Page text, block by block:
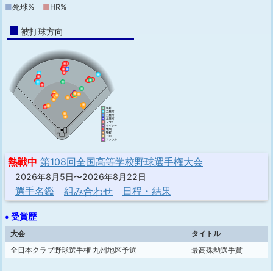
■死球% ■HR%
被打球方向
熱戦中 第108回全国高等学校野球選手権大会
2026年8月5日〜2026年8月22日
選手名鑑 組み合わせ 日程・結果
• 受賞歴
大会
タイトル
全日本クラブ野球選手権 九州地区予選
最高殊勲選手賞